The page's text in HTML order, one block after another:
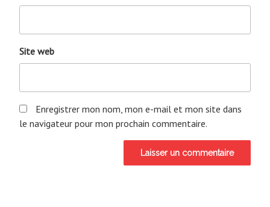
Site web
Enregistrer mon nom, mon e-mail et mon site dans
le navigateur pour mon prochain commentaire.